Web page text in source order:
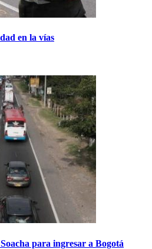
en la vías
para ingresar a Bogotá